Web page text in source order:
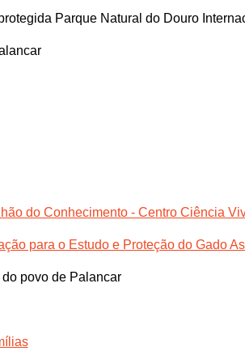
Parque Natural do Douro
do Conhecimento - Centro Ciência
para o Estudo e Proteção do Gado
povo de Palancar